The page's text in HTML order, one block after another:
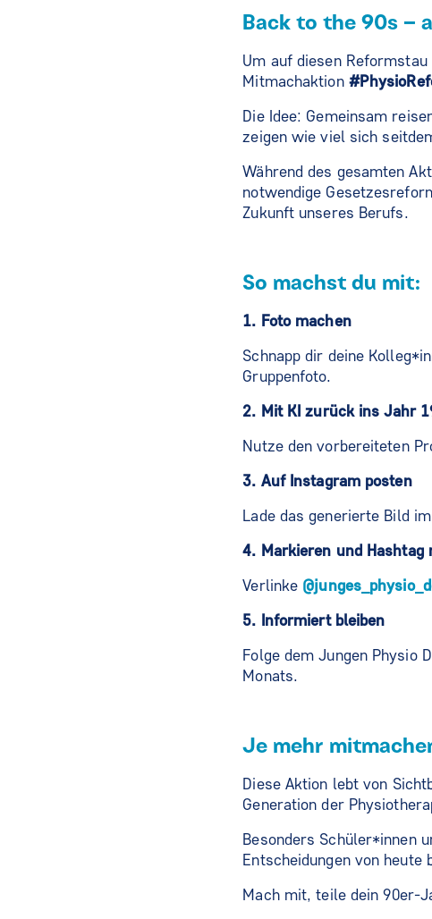
Back to the 90s –
Um auf diesen
Mitmachaktion
Die Idee: Gemeinsam
zeigen wie viel sich
Während des gesamten
notwendige
Zukunft unseres Berufs.
So machst du mit:
1. Foto machen
Schnapp dir deine
Gruppenfoto.
2. Mit KI zurück ins Jahr
Nutze den vorbereiteten
3. Auf Instagram posten
Lade das generierte Bild
4. Markieren und Hashtag
Verlinke
5. Informiert bleiben
Folge dem Jungen Physio
Monats.
Je mehr
Diese Aktion lebt von
Generation der
Besonders Schüler*innen
Entscheidungen von heute
Mach mit, teile dein 90er-